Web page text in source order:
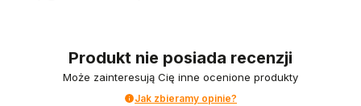
Produkt nie posiada recenzji
Może zainteresują Cię inne ocenione produkty
Jak zbieramy opinie?